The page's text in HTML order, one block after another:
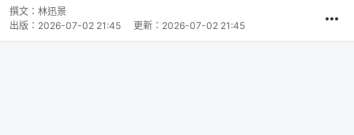
撰文： 林迅景
出版： 2026-07-02 21:45 更新： 2026-07-02 21:45